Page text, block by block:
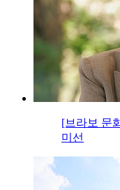
[브라보 문
미선